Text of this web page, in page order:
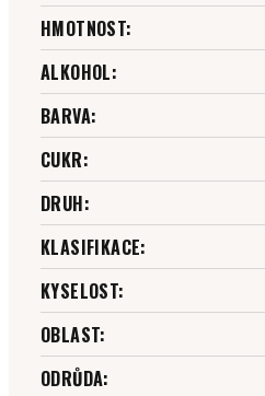
HMOTNOST:
ALKOHOL:
BARVA:
CUKR:
DRUH:
KLASIFIKACE:
KYSELOST:
OBLAST:
ODRŮDA: